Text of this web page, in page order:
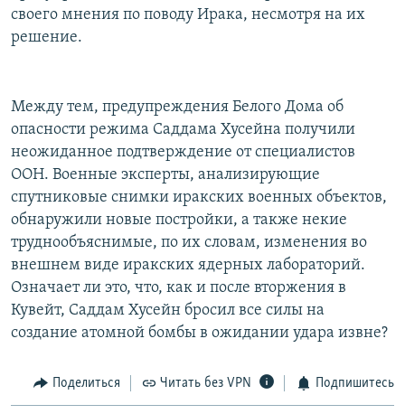
своего мнения по поводу Ирака, несмотря на их
решение.
Между тем, предупреждения Белого Дома об
опасности режима Саддама Хусейна получили
неожиданное подтверждение от специалистов
ООН. Военные эксперты, анализирующие
спутниковые снимки иракских военных объектов,
обнаружили новые постройки, а также некие
труднообъяснимые, по их словам, изменения во
внешнем виде иракских ядерных лабораторий.
Означает ли это, что, как и после вторжения в
Кувейт, Саддам Хусейн бросил все силы на
создание атомной бомбы в ожидании удара извне?
Поделиться Читать без VPN Подпишитесь